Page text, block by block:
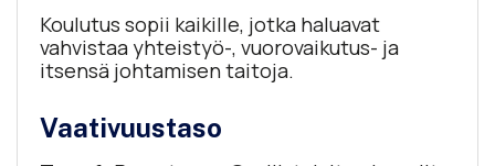
Koulutus sopii kaikille, jotka haluavat
vahvistaa yhteistyö-, vuorovaikutus- ja
itsensä johtamisen taitoja.
Vaativuustaso